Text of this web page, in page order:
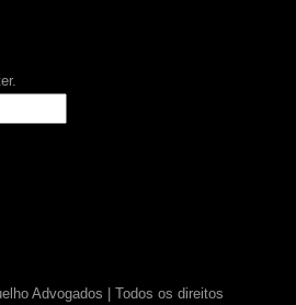
Advogados | Todos os direitos